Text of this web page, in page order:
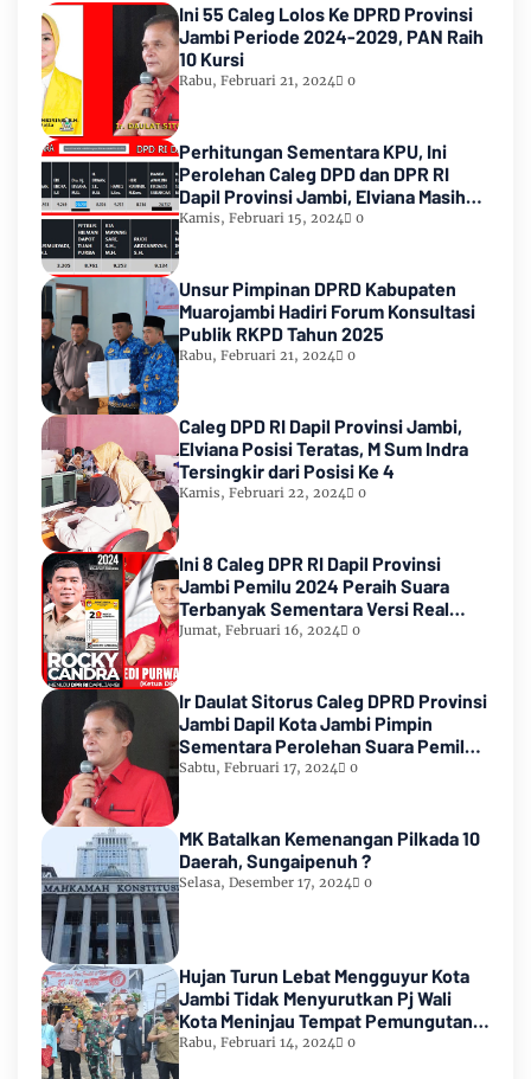
Ini 55 Caleg Lolos Ke DPRD Provinsi
Jambi Periode 2024-2029, PAN Raih
10 Kursi
Rabu, Februari 21, 2024 0
Perhitungan Sementara KPU, Ini
Perolehan Caleg DPD dan DPR RI
Dapil Provinsi Jambi, Elviana Masih
Urutan Kedua Teratas
Kamis, Februari 15, 2024 0
Unsur Pimpinan DPRD Kabupaten
Muarojambi Hadiri Forum Konsultasi
Publik RKPD Tahun 2025
Rabu, Februari 21, 2024 0
Caleg DPD RI Dapil Provinsi Jambi,
Elviana Posisi Teratas, M Sum Indra
Tersingkir dari Posisi Ke 4
Kamis, Februari 22, 2024 0
Ini 8 Caleg DPR RI Dapil Provinsi
Jambi Pemilu 2024 Peraih Suara
Terbanyak Sementara Versi Real
Count KPU RI
Jumat, Februari 16, 2024 0
Ir Daulat Sitorus Caleg DPRD Provinsi
Jambi Dapil Kota Jambi Pimpin
Sementara Perolehan Suara Pemilu
2024
Sabtu, Februari 17, 2024 0
MK Batalkan Kemenangan Pilkada 10
Daerah, Sungaipenuh ?
Selasa, Desember 17, 2024 0
Hujan Turun Lebat Mengguyur Kota
Jambi Tidak Menyurutkan Pj Wali
Kota Meninjau Tempat Pemungutan
Suara Pemilu 2024
Rabu, Februari 14, 2024 0